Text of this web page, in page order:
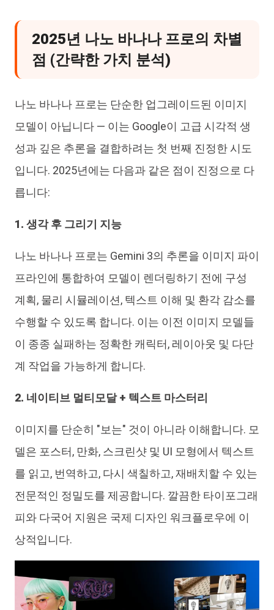
2025년 나노 바나나 프로의 차별
점 (간략한 가치 분석)
나노 바나나 프로는 단순한 업그레이드된 이미지
모델이 아닙니다 — 이는 Google이 고급 시각적 생
성과 깊은 추론을 결합하려는 첫 번째 진정한 시도
입니다. 2025년에는 다음과 같은 점이 진정으로 다
릅니다:
1. 생각 후 그리기 지능
나노 바나나 프로는 Gemini 3의 추론을 이미지 파이
프라인에 통합하여 모델이 렌더링하기 전에 구성
계획, 물리 시뮬레이션, 텍스트 이해 및 환각 감소를
수행할 수 있도록 합니다. 이는 이전 이미지 모델들
이 종종 실패하는 정확한 캐릭터, 레이아웃 및 다단
계 작업을 가능하게 합니다.
2. 네이티브 멀티모달 + 텍스트 마스터리
이미지를 단순히 "보는" 것이 아니라 이해합니다. 모
델은 포스터, 만화, 스크린샷 및 UI 모형에서 텍스트
를 읽고, 번역하고, 다시 색칠하고, 재배치할 수 있는
전문적인 정밀도를 제공합니다. 깔끔한 타이포그래
피와 다국어 지원은 국제 디자인 워크플로우에 이
상적입니다.